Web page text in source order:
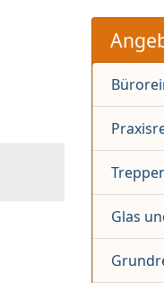
Glas